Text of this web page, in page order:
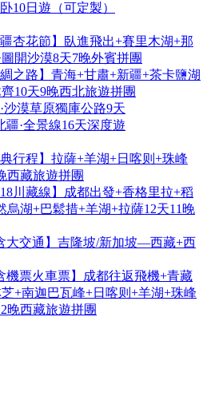
10日遊（可定製）
杏花節】臥進飛出+賽里木湖+那
開沙漠8天7晚外賓拼團
之路】青海+甘肅+新疆+茶卡鹽湖
10天9晚西北旅遊拼團
沙漠草原獨庫公路9天
疆·全景線16天深度遊
行程】拉薩+羊湖+日喀则+珠峰
西藏旅遊拼團
川藏線】成都出發+香格里拉+稻
烏湖+巴鬆措+羊湖+拉薩12天11晚
大交通】吉隆坡/新加坡—西藏+西
機票火車票】成都往返飛機+青藏
+南迦巴瓦峰+日喀则+羊湖+珠峰
晚西藏旅遊拼團